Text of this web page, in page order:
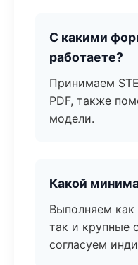
С какими
работаете?
Принимаем
PDF, также
модели.
Какой
Выполняем как
так и крупные
согласуем